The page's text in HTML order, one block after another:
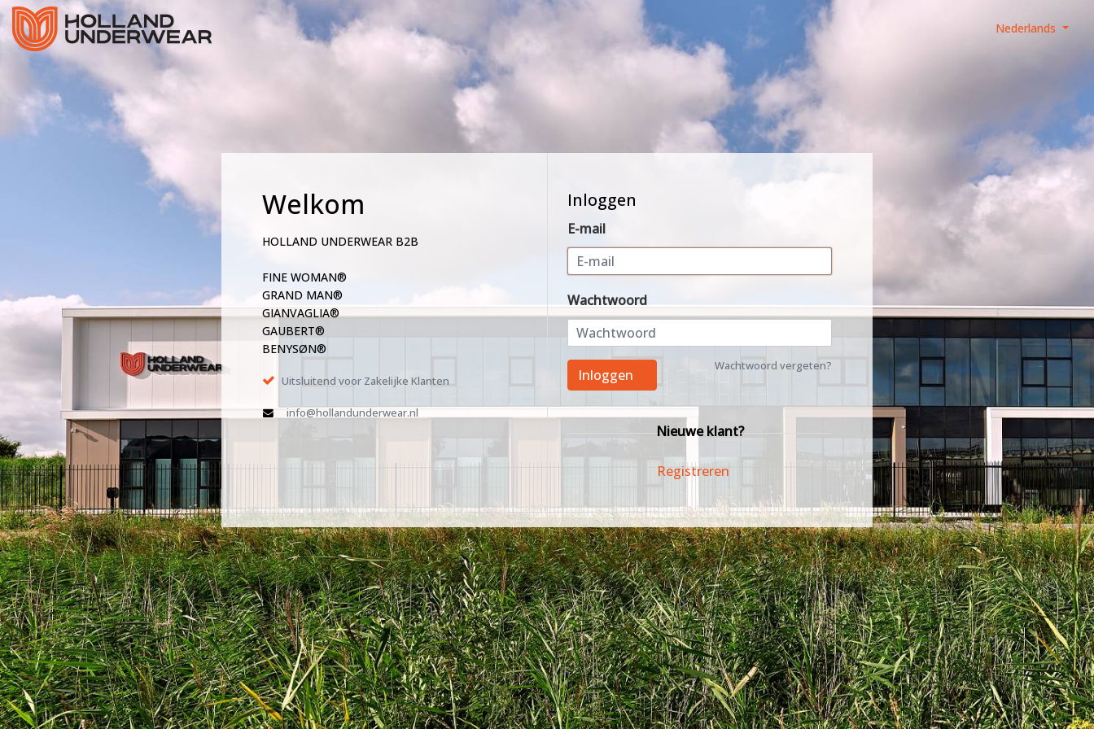
Nederlands
Welkom
HOLLAND UNDERWEAR B2B
FINE WOMAN®
GRAND MAN®
GIANVAGLIA®
GAUBERT®
BENYSØN®
Uitsluitend voor Zakelijke Klanten
info@hollandunderwear.nl
Inloggen
E-mail
Wachtwoord
Wachtwoord vergeten?
Inloggen
Nieuwe klant?
Registreren